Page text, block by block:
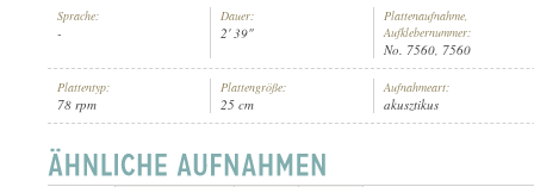
Sprache:
-
Dauer:
2' 39"
Plattenaufnahme,
Aufklebernummer:
No. 7560, 7560
Plattentyp:
78 rpm
Plattengröße:
25 cm
Aufnahmeart:
akusztikus